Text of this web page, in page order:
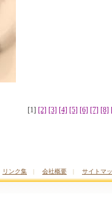
[1] [2] [3] [4] [5] [6] [7] [8]
リンク集 | 会社概要 | サイトマ